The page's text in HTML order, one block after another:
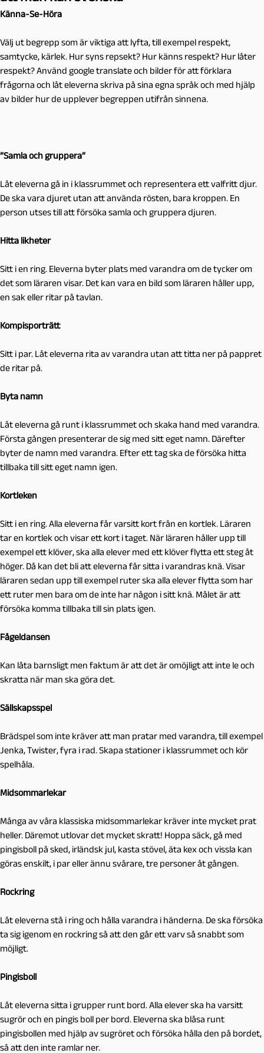
Känna-Se-Höra
Välj ut begrepp som är viktiga att lyfta, till exempel respekt,
samtycke, kärlek. Hur syns repsekt? Hur känns respekt? Hur låter
respekt? Använd google translate och bilder för att förklara
frågorna och låt eleverna skriva på sina egna språk och med hjälp
av bilder hur de upplever begreppen utifrån sinnena.
”Samla och gruppera”
Låt eleverna gå in i klassrummet och representera ett valfritt djur.
De ska vara djuret utan att använda rösten, bara kroppen. En
person utses till att försöka samla och gruppera djuren.
Hitta likheter
Sitt i en ring. Eleverna byter plats med varandra om de tycker om
det som läraren visar. Det kan vara en bild som läraren håller upp,
en sak eller ritar på tavlan.
Kompisporträtt
Sitt i par. Låt eleverna rita av varandra utan att titta ner på pappret
de ritar på.
Byta namn
Låt eleverna gå runt i klassrummet och skaka hand med varandra.
Första gången presenterar de sig med sitt eget namn. Därefter
byter de namn med varandra. Efter ett tag ska de försöka hitta
tillbaka till sitt eget namn igen.
Kortleken
Sitt i en ring. Alla eleverna får varsitt kort från en kortlek. Läraren
tar en kortlek och visar ett kort i taget. När läraren håller upp till
exempel ett klöver, ska alla elever med ett klöver flytta ett steg åt
höger. Då kan det bli att eleverna får sitta i varandras knä. Visar
läraren sedan upp till exempel ruter ska alla elever flytta som har
ett ruter men bara om de inte har någon i sitt knä. Målet är att
försöka komma tillbaka till sin plats igen.
Fågeldansen
Kan låta barnsligt men faktum är att det är omöjligt att inte le och
skratta när man ska göra det.
Sällskapsspel
Brädspel som inte kräver att man pratar med varandra, till exempel
Jenka, Twister, fyra i rad. Skapa stationer i klassrummet och kör
spelhåla.
Midsommarlekar
Många av våra klassiska midsommarlekar kräver inte mycket prat
heller. Däremot utlovar det mycket skratt! Hoppa säck, gå med
pingisboll på sked, irländsk jul, kasta stövel, äta kex och vissla kan
göras enskilt, i par eller ännu svårare, tre personer åt gången.
Rockring
Låt eleverna stå i ring och hålla varandra i händerna. De ska försöka
ta sig igenom en rockring så att den går ett varv så snabbt som
möjligt.
Pingisboll
Låt eleverna sitta i grupper runt bord. Alla elever ska ha varsitt
sugrör och en pingis boll per bord. Eleverna ska blåsa runt
pingisbollen med hjälp av sugröret och försöka hålla den på bordet,
så att den inte ramlar ner.